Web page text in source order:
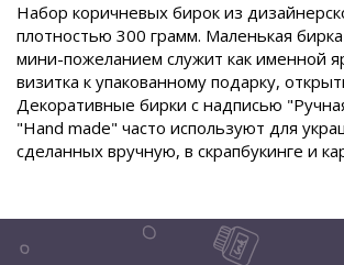
Набор коричневых бирок из
плотностью 300 грамм. Маленькая
мини-пожеланием служит как именной
визитка к упакованному подарку,
Декоративные бирки с надписью
"Hand made" часто используют для
сделанных вручную, в скрапбукинге и